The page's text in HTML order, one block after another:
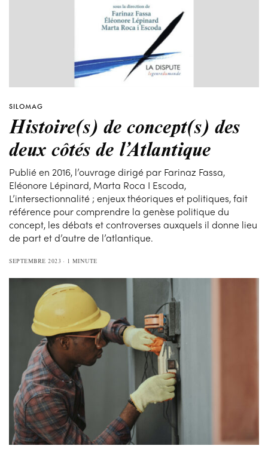
SILOMAG
Histoire(s) de concept(s) des
deux côtés de l’Atlantique
Publié en 2016, l’ouvrage dirigé par Farinaz Fassa,
Eléonore Lépinard, Marta Roca I Escoda,
L’intersectionnalité ; enjeux théoriques et politiques, fait
référence pour comprendre la genèse politique du
concept, les débats et controverses auxquels il donne lieu
de part et d’autre de l’atlantique.
SEPTEMBRE 2023 1 MINUTE